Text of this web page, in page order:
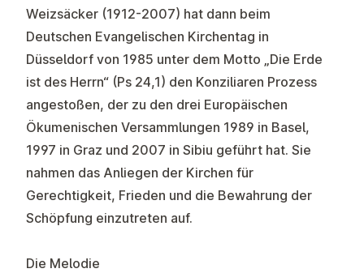
Weizsäcker (1912-2007) hat dann beim
Deutschen Evangelischen Kirchentag in
Düsseldorf von 1985 unter dem Motto „Die Erde
ist des Herrn“ (Ps 24,1) den Konziliaren Prozess
angestoßen, der zu den drei Europäischen
Ökumenischen Versammlungen 1989 in Basel,
1997 in Graz und 2007 in Sibiu geführt hat. Sie
nahmen das Anliegen der Kirchen für
Gerechtigkeit, Frieden und die Bewahrung der
Schöpfung einzutreten auf.
Die Melodie